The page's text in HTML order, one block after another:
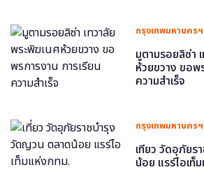
กรุงเทพมหานครฯ
มูตามรอยลิซ่า
ห้วยขวาง ขอพ
ความสำเร็จ
กรุงเทพมหานครฯ
เที่ยว วัดอุภัยร
น้อย แรร์ไอเท็